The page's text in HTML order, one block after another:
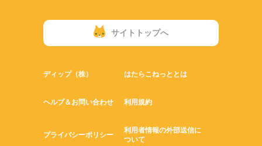
サイトトップへ
ディップ（株） はたらこねっととは
ヘルプ＆お問い合わせ 利用規約
プライバシーポリシー
利用者情報の外部送信に
ついて